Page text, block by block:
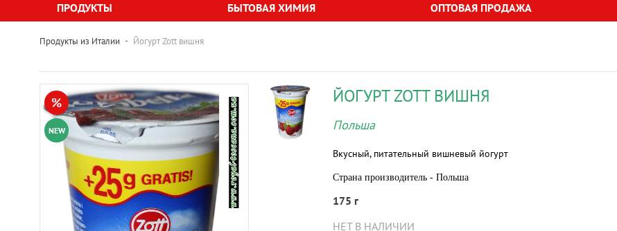
ПРОДУКТЫ БЫТОВАЯ ХИМИЯ ОПТОВАЯ ПРОДАЖА
Продукты из Италии - Йогурт Zott вишня
NEW
% ЙОГУРТ ZOTT ВИШНЯ
Польша
Вкусный, питательный вишневый йогурт
Страна производитель - Польша
175 г
НЕТ В НАЛИЧИИ